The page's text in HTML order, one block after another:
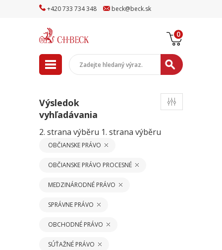
+420733 734348 beck@beck.sk
0
Výsledok
vyhľadávania
2. strana výběru 1. strana výběru
OBČIANSKE PRÁVO
OBČIANSKE PRÁVO PROCESNÉ
MEDZINÁRODNÉ PRÁVO
SPRÁVNE PRÁVO
OBCHODNÉ PRÁVO
SÚŤAŽNÉ PRÁVO